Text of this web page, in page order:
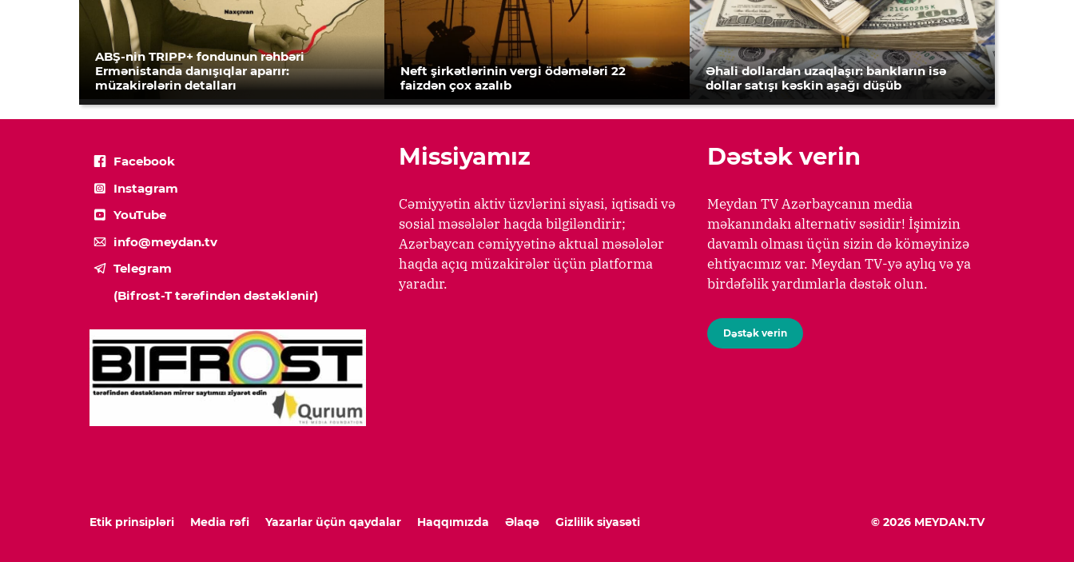
ABŞ-nin TRIPP+ fondunun rəhbəri
Ermənistanda danışıqlar aparır:
müzakirələrin detalları
Neft şirkətlərinin vergi ödəmələri 22
faizdən çox azalıb
Əhali dollardan uzaqlaşır: bankların isə
dollar satışı kəskin aşağı düşüb
Facebook
Instagram
YouTube
info@meydan.tv
Telegram
(Bifrost-T tərəfindən dəstəklənir)
Missiyamız
Cəmiyyətin aktiv üzvlərini siyasi, iqtisadi və
sosial məsələlər haqda bilgiləndirir;
Azərbaycan cəmiyyətinə aktual məsələlər
haqda açıq müzakirələr üçün platforma
yaradır.
Dəstək verin
Meydan TV Azərbaycanın media
məkanındakı alternativ səsidir! İşimizin
davamlı olması üçün sizin də köməyinizə
ehtiyacımız var. Meydan TV-yə aylıq və ya
birdəfəlik yardımlarla dəstək olun.
Dəstək verin
Etik prinsipləri Media rəfi Yazarlar üçün qaydalar Haqqımızda Əlaqə Gizlilik siyasəti © 2026 MEYDAN.TV